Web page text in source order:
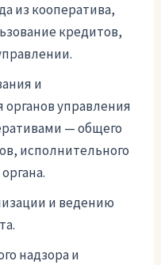
из кооператива,
кредитов,
и
управления
— общего
исполнительного
и ведению
надзора и